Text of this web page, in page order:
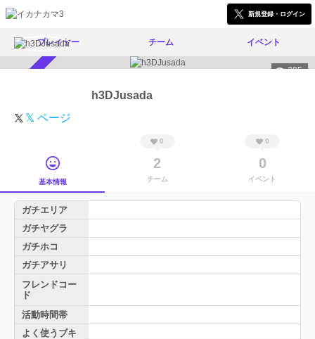
新規登録・ログイン
プレイヤー チーム イベント
395
h3DJusada
𝕏 ページ
基本情報
0
2
チーム
0
0
イベント
ガチエリア
ガチヤグラ
ガチホコ
ガチアサリ
フレンドコー
ド
活動時間帯
よく使うブキ